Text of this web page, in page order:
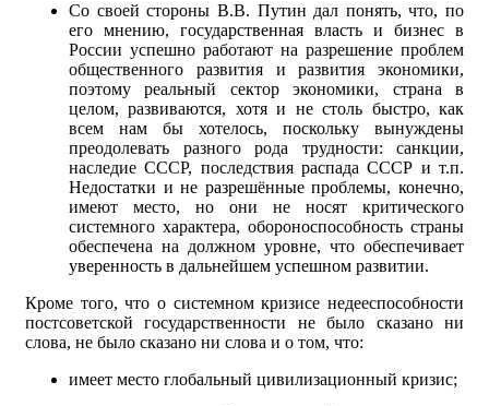
Со своей стороны В.В. Путин дал понять, что, по
его мнению, государственная власть и бизнес в
России успешно работают на разрешение проблем
общественного развития и развития экономики,
поэтому реальный сектор экономики, страна в
целом, развиваются, хотя и не столь быстро, как
всем нам бы хотелось, поскольку вынуждены
преодолевать разного рода трудности: санкции,
наследие СССР, последствия распада СССР и т.п.
Недостатки и не разрешённые проблемы, конечно,
имеют место, но они не носят критического
системного характера, обороноспособность страны
обеспечена на должном уровне, что обеспечивает
уверенность в дальнейшем успешном развитии.
Кроме того, что о системном кризисе недееспособности
постсоветской государственности не было сказано ни
слова, не было сказано ни слова и о том, что:
имеет место глобальный цивилизационный кризис;